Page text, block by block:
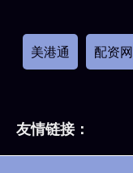
美港通 配资
友情链接：